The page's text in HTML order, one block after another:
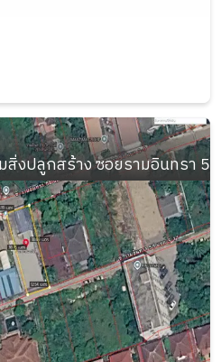
งปลูกสร้าง ซอยรามอินทรา